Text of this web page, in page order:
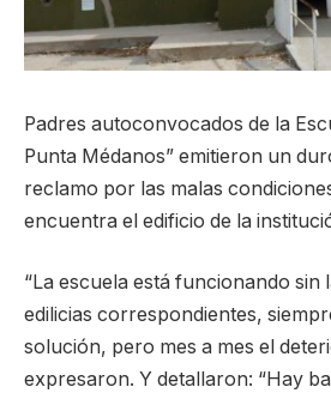
Padres autoconvocados de la
Punta Médanos” emitieron un
reclamo por las malas
encuentra el edificio de la
“La escuela está funcionando sin
edilicias correspondientes,
solución, pero mes a mes el
expresaron. Y detallaron: “Hay